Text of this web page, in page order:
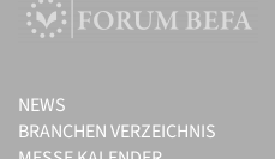
NEWS
BRANCHEN VERZEICHNIS